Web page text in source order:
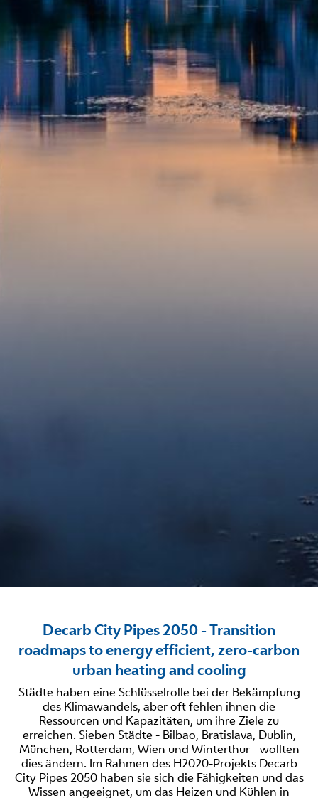
Decarb City Pipes 2050 - Transition
roadmaps to energy efficient, zero-carbon
urban heating and cooling
Städte haben eine Schlüsselrolle bei der Bekämpfung
des Klimawandels, aber oft fehlen ihnen die
Ressourcen und Kapazitäten, um ihre Ziele zu
erreichen. Sieben Städte - Bilbao, Bratislava, Dublin,
München, Rotterdam, Wien und Winterthur - wollten
dies ändern. Im Rahmen des H2020-Projekts Decarb
City Pipes 2050 haben sie sich die Fähigkeiten und das
Wissen angeeignet, um das Heizen und Kühlen in